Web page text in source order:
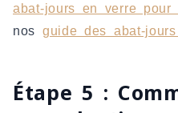
abat-jours en verre
nos guide des abat-
Étape 5 :